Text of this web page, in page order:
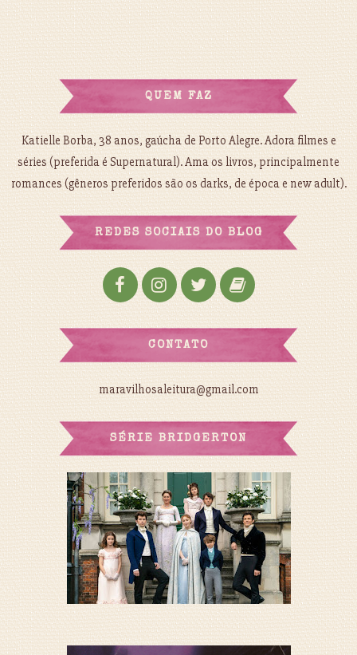
QUEM FAZ
Katielle Borba, 38 anos, gaúcha de Porto Alegre. Adora filmes e
séries (preferida é Supernatural). Ama os livros, principalmente
romances (gêneros preferidos são os darks, de época e new adult).
REDES SOCIAIS DO BLOG
CONTATO
maravilhosaleitura@gmail.com
SÉRIE BRIDGERTON